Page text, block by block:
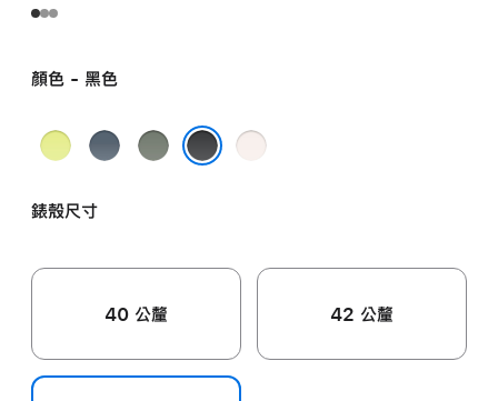
顏色 - 黑色
霓
黃
錨
色
綠
淡
錶殼尺寸
40 公釐 42 公釐